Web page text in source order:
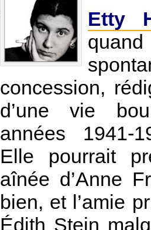
Etty
concession,
d’une vie
années 1941-
Elle pourrait
aînée d’Anne
bien, et l’amie
Édith Stein